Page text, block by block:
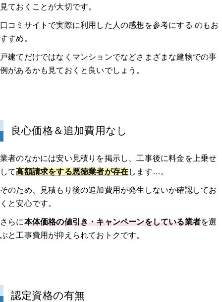
見ておくことが大切です。
口コミサイトで実際に利用した人の感想を参考にする のもお
すすめ。
戸建てだけではなくマンションでなどさまざまな建物での事
例があるかも見ておくと良いでしょう。
良心価格＆追加費用なし
業者のなかには安い見積りを掲示し、工事後に料金を上乗せ
して高額請求をする悪徳業者が存在します…。
そのため、見積もり後の追加費用が発生しないか確認してお
くと安心です。
さらに本体価格の値引き・キャンペーンをしている業者を選
ぶと工事費用が抑えられておトクです。
認定資格の有無